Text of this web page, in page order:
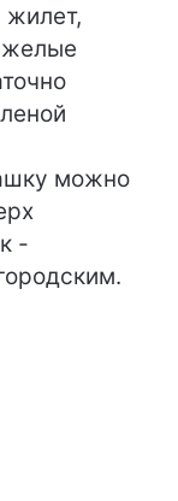
жилет,
можно
-